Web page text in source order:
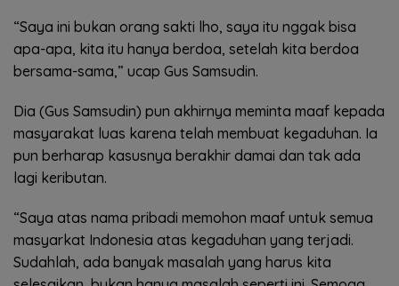
“Saya ini bukan orang sakti lho, saya itu nggak bisa
apa-apa, kita itu hanya berdoa, setelah kita berdoa
bersama-sama,” ucap Gus Samsudin.
Dia (Gus Samsudin) pun akhirnya meminta maaf kepada
masyarakat luas karena telah membuat kegaduhan. Ia
pun berharap kasusnya berakhir damai dan tak ada
lagi keributan.
“Saya atas nama pribadi memohon maaf untuk semua
masyarkat Indonesia atas kegaduhan yang terjadi.
Sudahlah, ada banyak masalah yang harus kita